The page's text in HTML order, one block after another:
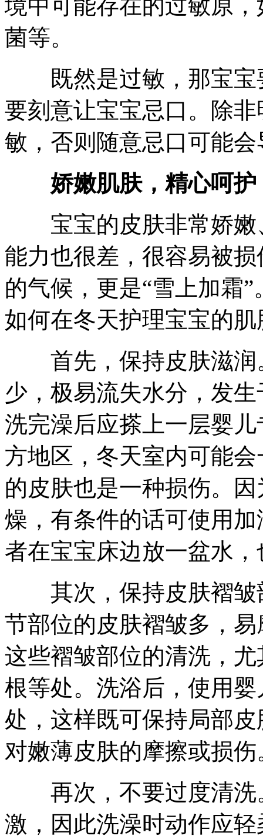
境中可能存在的过敏原
菌等。
既然是过敏，那宝宝
要刻意让宝宝忌口。除
敏，否则随意忌口可能
娇嫩肌肤，精心呵护
宝宝的皮肤非常娇嫩
能力也很差，很容易被
的气候，更是“雪上加霜
如何在冬天护理宝宝的肌
首先，保持皮肤滋润
少，极易流失水分，发
洗完澡后应搽上一层婴
方地区，冬天室内可能
的皮肤也是一种损伤。
燥，有条件的话可使用
者在宝宝床边放一盆水
其次，保持皮肤褶皱
节部位的皮肤褶皱多，
这些褶皱部位的清洗，
根等处。洗浴后，使用
处，这样既可保持局部
对嫩薄皮肤的摩擦或损伤
再次，不要过度清洗
激，因此洗澡时动作应